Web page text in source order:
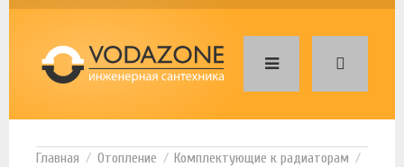
Отопление Комплектующие к радиаторам